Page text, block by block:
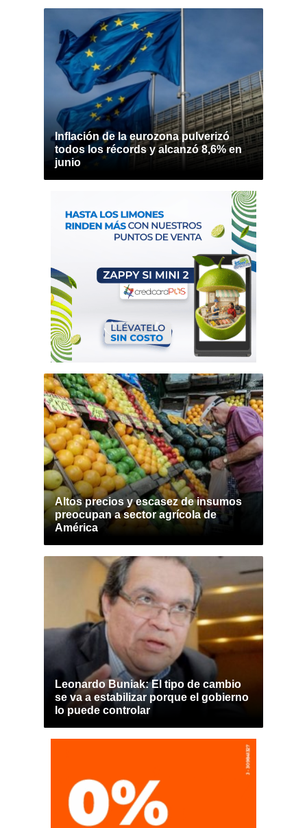
Inflación de la eurozona pulverizó
todos los récords y alcanzó 8,6% en
junio
Altos precios y escasez de insumos
preocupan a sector agrícola de
América
Leonardo Buniak: El tipo de cambio
se va a estabilizar porque el gobierno
lo puede controlar